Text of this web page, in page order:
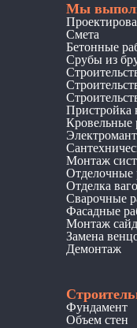
Мы
Смета
Бетонные
Срубы из
Пристройка
Кровельные
Монтаж
Отделочные
Отделка
Сварочные
Фасадные
Монтаж
Замена
Демонтаж
Фундамент
Объем стен